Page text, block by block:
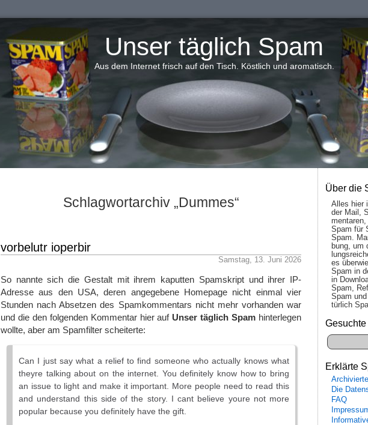
Unser täglich Spam
Aus dem Internet frisch auf den Tisch. Köstlich und aromatisch.
Schlagwortarchiv „Dummes“
vorbelutr ioperbir
Samstag, 13. Juni 2026
So nannte sich die Gestalt mit ihrem kaputten Spamskript und ihrer IP-
Adresse aus den USA, deren angegebene Homepage nicht einmal vier
Stunden nach Absetzen des Spamkommentars nicht mehr vorhanden war
und die den folgenden Kommentar hier auf Unser täglich Spam hinterlegen
wollte, aber am Spamfilter scheiterte:
Can I just say what a relief to find someone who actually knows what
theyre talking about on the internet. You definitely know how to bring
an issue to light and make it important. More people need to read this
and understand this side of the story. I cant believe youre not more
popular because you definitely have the gift.
Über die
Alles hier
der Mail,
Spam für
Spam.
bung, um
es
Spam in
in
Spam,
Spam
tür­lich
Erklärte
Die
FAQ